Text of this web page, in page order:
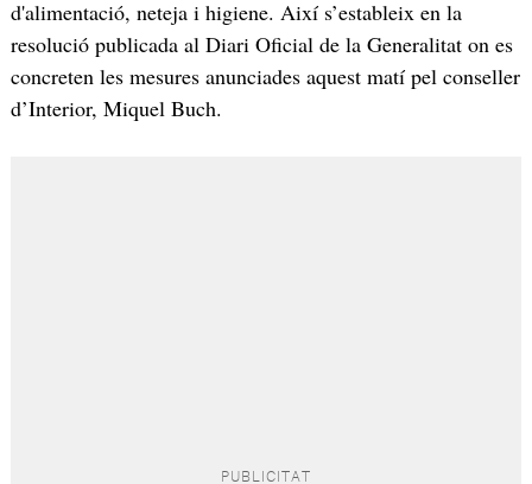
d'alimentació, neteja i higiene. Així s’estableix en la
resolució publicada al Diari Oficial de la Generalitat on es
concreten les mesures anunciades aquest matí pel conseller
d’Interior, Miquel Buch.